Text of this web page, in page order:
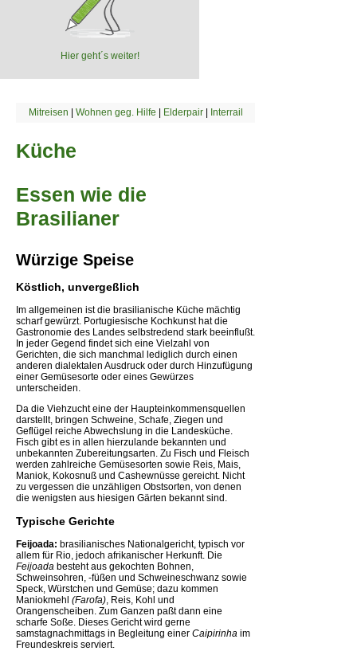
Hier geht´s weiter!
Mitreisen | Wohnen geg. Hilfe | Elderpair| Interrail
Küche
Essen wie die
Brasilianer
Würzige Speise
Köstlich, unvergeßlich
Im allgemeinen ist die brasilianische Küche mächtig
scharf gewürzt. Portugiesische Kochkunst hat die
Gastronomie des Landes selbstredend stark beeinflußt.
In jeder Gegend findet sich eine Vielzahl von
Gerichten, die sich manchmal lediglich durch einen
anderen dialektalen Ausdruck oder durch Hinzufügung
einer Gemüsesorte oder eines Gewürzes
unterscheiden.
Da die Viehzucht eine der Haupteinkommensquellen
darstellt, bringen Schweine, Schafe, Ziegen und
Geflügel reiche Abwechslung in die Landesküche.
Fisch gibt es in allen hierzulande bekannten und
unbekannten Zubereitungsarten. Zu Fisch und Fleisch
werden zahlreiche Gemüsesorten sowie Reis, Mais,
Maniok, Kokosnuß und Cashewnüsse gereicht. Nicht
zu vergessen die unzähligen Obstsorten, von denen
die wenigsten aus hiesigen Gärten bekannt sind.
Typische Gerichte
Feijoada: brasilianisches Nationalgericht, typisch vor
allem für Rio, jedoch afrikanischer Herkunft. Die
Feijoada besteht aus gekochten Bohnen,
Schweinsohren, -füßen und Schweineschwanz sowie
Speck, Würstchen und Gemüse; dazu kommen
Maniokmehl (Farofa) , Reis, Kohl und
Orangenscheiben. Zum Ganzen paßt dann eine
scharfe Soße. Dieses Gericht wird gerne
samstagnachmittags in Begleitung einer Caipirinha im
Freundeskreis serviert.